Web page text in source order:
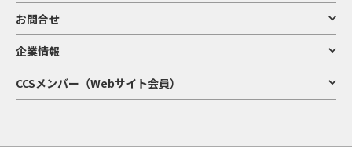
お問合せ
企業情報
CCSメンバー（Webサイト会員）